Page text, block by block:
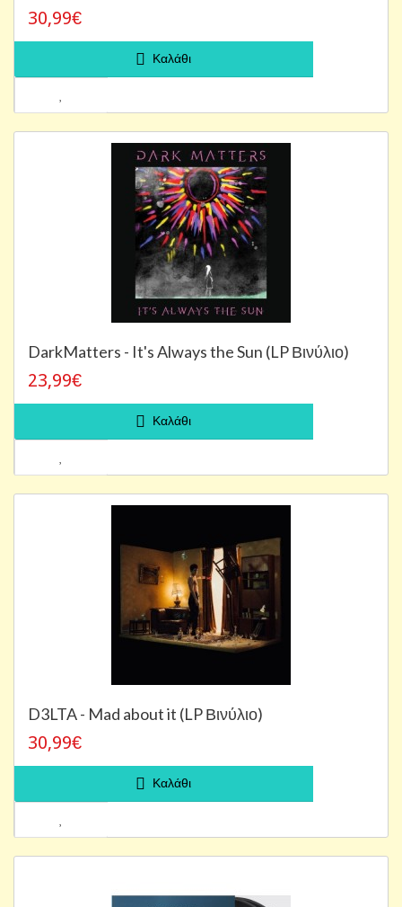
30,99€
Καλάθι
DarkMatters - It's Always the Sun (LP Βινύλιο)
23,99€
Καλάθι
D3LTA - Mad about it (LP Βινύλιο)
30,99€
Καλάθι